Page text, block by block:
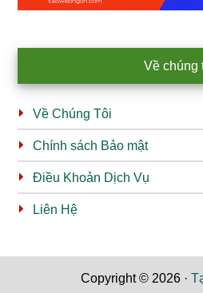
Về chúng
Về Chúng Tôi
Chính sách Bảo mật
Điều Khoản Dịch Vụ
Liên Hệ
Copyright © 2026 ·